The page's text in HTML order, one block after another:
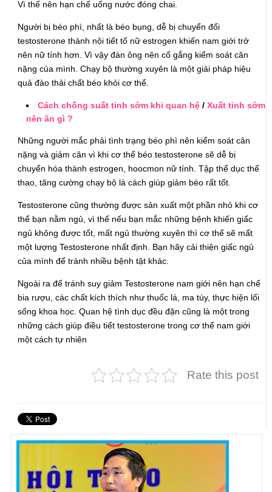
Vì thế nên hạn chế uống nước đóng chai.
Người bị béo phì, nhất là béo bụng, dễ bị chuyển đổi
testosterone thành nội tiết tố nữ estrogen khiến nam giới trở
nên nữ tính hơn. Vì vậy đàn ông nên cố gắng kiểm soát cân
nặng của mình. Chạy bộ thường xuyên là một giải pháp hiệu
quả đào thải chất béo khỏi cơ thể.
Cách chống suất tinh sớm khi quan hệ /Xuất tinh sớm
nên ăn gì ?
Những người mắc phải tình trạng béo phì nên kiểm soát cân
nặng và giảm cân vì khi cơ thể béo testosterone sẽ dễ bị
chuyển hóa thành estrogen, hoocmon nữ tính. Tập thể dục thể
thao, tăng cường chạy bộ là cách giúp giảm béo rất tốt.
Testosterone cũng thường được sản xuất một phần nhỏ khi cơ
thể bạn nằm ngủ, vì thế nếu bạn mắc những bệnh khiến giấc
ngủ không được tốt, mất ngủ thường xuyên thì cơ thể sẽ mất
một lượng Testosterone nhất định. Bạn hãy cải thiện giấc ngủ
của mình để tránh nhiều bệnh tật khác.
Ngoài ra để tránh suy giảm Testosterone nam giới nên hạn chế
bia rượu, các chất kích thích như thuốc lá, ma túy, thực hiện lối
sống khoa học. Quan hệ tình dục đều đặn cũng là một trong
những cách giúp điều tiết testosterone trong cơ thể nam giới
một cách tự nhiên
Rate this post